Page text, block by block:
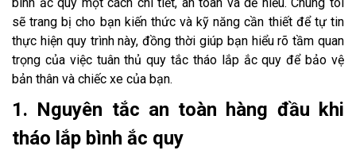
bình ắc quy một cách chi tiết, an toàn và dễ hiểu. Chúng tôi
sẽ trang bị cho bạn kiến thức và kỹ năng cần thiết để tự tin
thực hiện quy trình này, đồng thời giúp bạn hiểu rõ tầm quan
trọng của việc tuân thủ quy tắc tháo lắp ắc quy để bảo vệ
bản thân và chiếc xe của bạn.
1. Nguyên tắc an toàn hàng đầu khi
tháo lắp bình ắc quy